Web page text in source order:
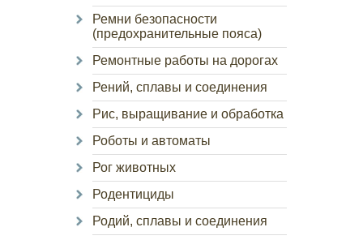
Ремни безопасности
(предохранительные пояса)
Ремонтные работы на дорогах
Рений, сплавы и соединения
Рис, выращивание и обработка
Роботы и автоматы
Рог животных
Родентициды
Родий, сплавы и соединения